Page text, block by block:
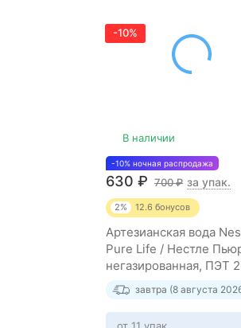
-10%
В наличии
-10% ночная распродажа
630 ₽ 700₽ за упак.
2% 12.6 бонусов
Артезианская вода
Pure Life / Нестле
негазированная, ПЭТ
штук) завтра (8 августа